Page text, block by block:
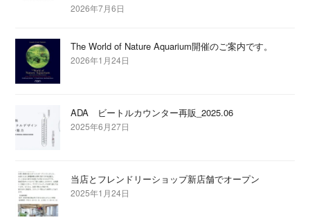
2026年7月6日
The World of Nature Aquarium開催のご案内です。
2026年1月24日
ADA ビートルカウンター再販_2025.06
2025年6月27日
当店とフレンドリーショップ新店舗でオープン
2025年1月24日